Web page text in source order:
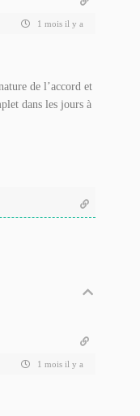
1 mois il y a
de l’accord et
dans les jours à
1 mois il y a